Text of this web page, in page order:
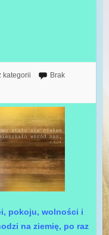
kategorii
Brak
pokoju, wolności i
na ziemię, po raz